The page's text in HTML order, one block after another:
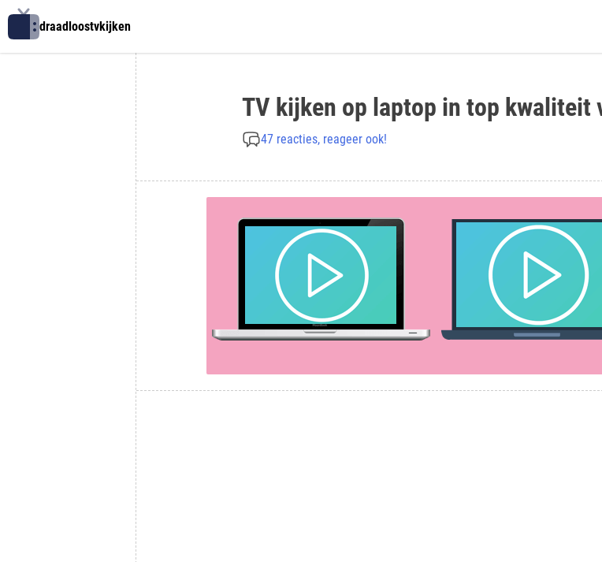
Skip
draadloostvkijken
TV kijken op laptop in top kwaliteit
47 reacties, reageer ook!